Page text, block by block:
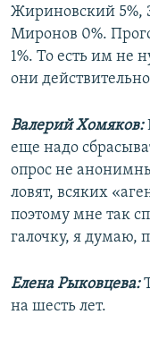
Жириновский 5%,
Миронов 0%.
1%. То есть им не
они
Валерий Хомяков:
еще надо
опрос не
ловят, всяких
поэтому мне так
галочку, я думаю,
Елена Рыковцева:
на шесть лет.